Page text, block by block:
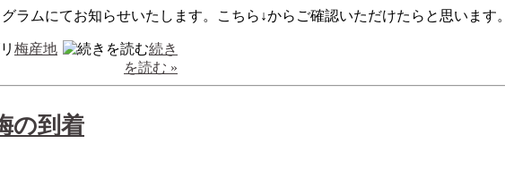
ラムにてお知らせいたします。こちら↓からご確認いただけたらと思います。
梅産地
続き
を読む »
の到着